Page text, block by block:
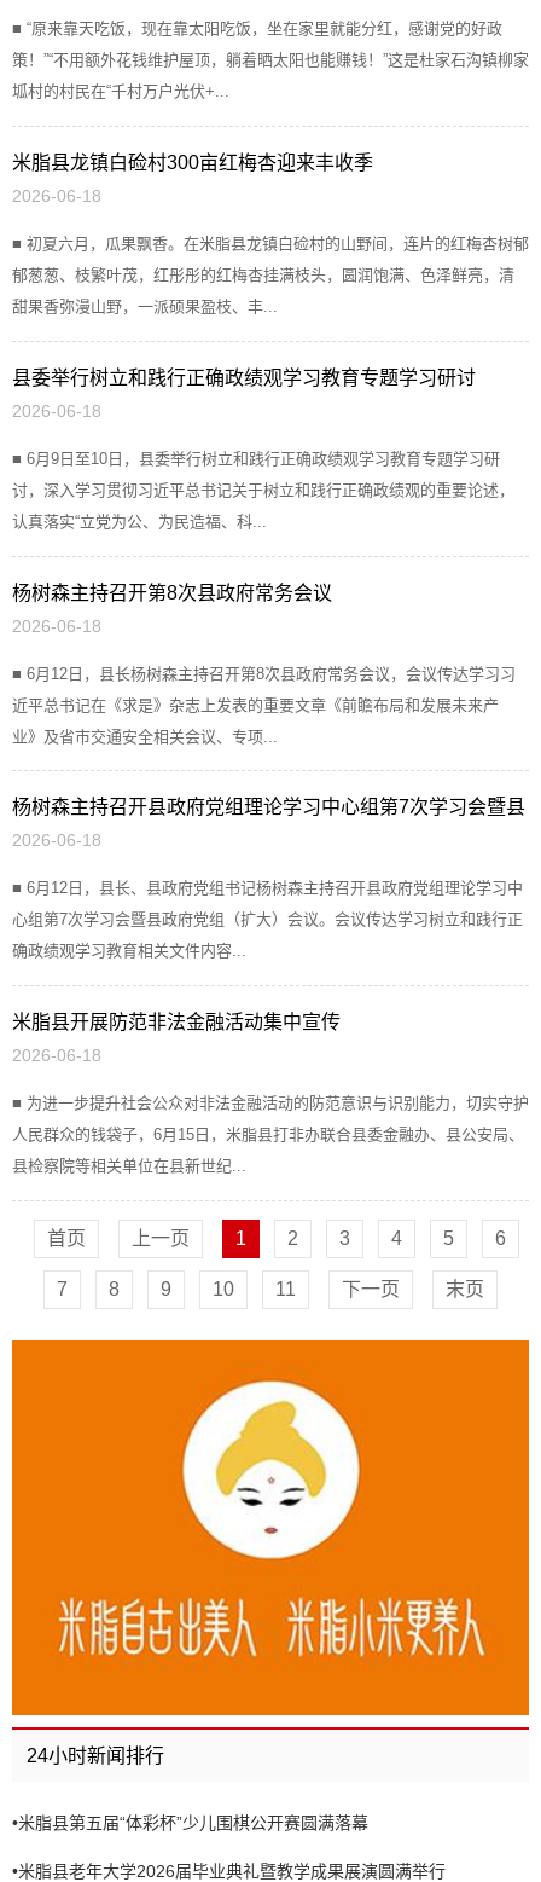
■ “原来靠天吃饭，现在靠太阳吃饭，坐在家里就能分红，感谢党的好政
策！”“不用额外花钱维护屋顶，躺着晒太阳也能赚钱！”这是杜家石沟镇柳家
坬村的村民在“千村万户光伏+...
米脂县龙镇白硷村300亩红梅杏迎来丰收季
2026-06-18
■ 初夏六月，瓜果飘香。在米脂县龙镇白硷村的山野间，连片的红梅杏树郁
郁葱葱、枝繁叶茂，红彤彤的红梅杏挂满枝头，圆润饱满、色泽鲜亮，清
甜果香弥漫山野，一派硕果盈枝、丰...
县委举行树立和践行正确政绩观学习教育专题学习研讨
2026-06-18
■ 6月9日至10日，县委举行树立和践行正确政绩观学习教育专题学习研
讨，深入学习贯彻习近平总书记关于树立和践行正确政绩观的重要论述，
认真落实“立党为公、为民造福、科...
杨树森主持召开第8次县政府常务会议
2026-06-18
■ 6月12日，县长杨树森主持召开第8次县政府常务会议，会议传达学习习
近平总书记在《求是》杂志上发表的重要文章《前瞻布局和发展未来产
业》及省市交通安全相关会议、专项...
杨树森主持召开县政府党组理论学习中心组第7次学习会暨县
政府党组（扩大）会议
2026-06-18
■ 6月12日，县长、县政府党组书记杨树森主持召开县政府党组理论学习中
心组第7次学习会暨县政府党组（扩大）会议。会议传达学习树立和践行正
确政绩观学习教育相关文件内容...
米脂县开展防范非法金融活动集中宣传
2026-06-18
■ 为进一步提升社会公众对非法金融活动的防范意识与识别能力，切实守护
人民群众的钱袋子，6月15日，米脂县打非办联合县委金融办、县公安局、
县检察院等相关单位在县新世纪...
首页 上一页 1 2 3 4 5 6
7 8 9 10 11 下一页 末页
24小时新闻排行
•米脂县第五届“体彩杯”少儿围棋公开赛圆满落幕
•米脂县老年大学2026届毕业典礼暨教学成果展演圆满举行